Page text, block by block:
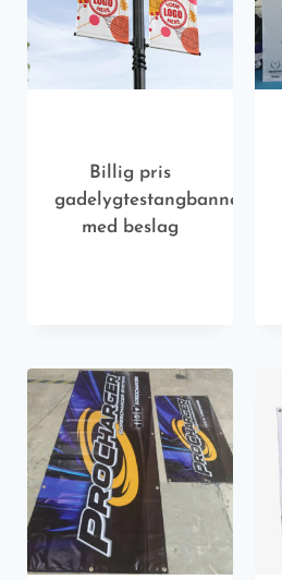
Billig pris
gadelygtestangbanner
med beslag